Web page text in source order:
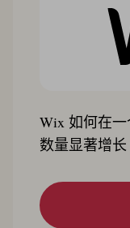
Wix 如何在
数量显著增长